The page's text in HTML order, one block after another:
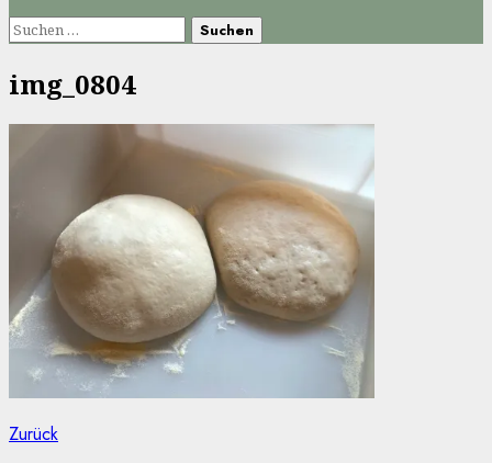
Suchen
img_0804
Beitragsnavigation
ZurückVorheriger